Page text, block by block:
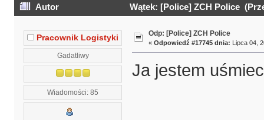
Autor Wątek: [Police] ZCH Police
Pracownik Logistyki
Gadatliwy
Wiadomości: 85
Odp: [Police] ZCH Police
« Odpowiedź #17745 dnia: Lipca 04,
Ja jestem